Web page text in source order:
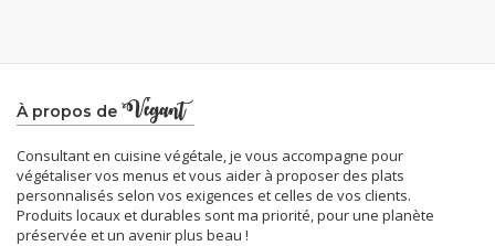
À propos de
Consultant en cuisine végétale, je vous accompagne pour
végétaliser vos menus et vous aider à proposer des plats
personnalisés selon vos exigences et celles de vos clients.
Produits locaux et durables sont ma priorité, pour une planète
préservée et un avenir plus beau !